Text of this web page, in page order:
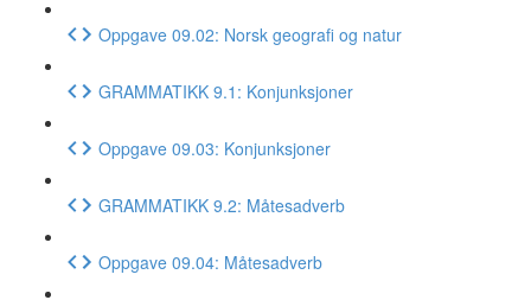
Oppgave 09.02: Norsk geografi og natur
GRAMMATIKK 9.1: Konjunksjoner
Oppgave 09.03: Konjunksjoner
GRAMMATIKK 9.2: Måtesadverb
Oppgave 09.04: Måtesadverb